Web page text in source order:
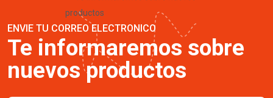
ENVIE TU CORREO ELECTRONICO
Te informaremos sobre
nuevos productos